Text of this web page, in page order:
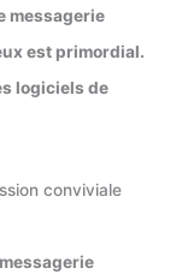
messagerie
est primordial.
logiciels de
conviviale